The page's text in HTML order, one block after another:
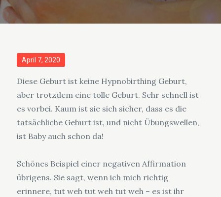
Posted
April 7, 2020
Diese Geburt ist keine Hypnobirthing Geburt,
aber trotzdem eine tolle Geburt. Sehr schnell ist
es vorbei. Kaum ist sie sich sicher, dass es die
tatsächliche Geburt ist, und nicht Übungswellen,
ist Baby auch schon da!
Schönes Beispiel einer negativen Affirmation
übrigens. Sie sagt, wenn ich mich richtig
erinnere, tut weh tut weh tut weh – es ist ihr